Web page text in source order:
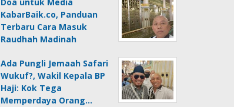
Doa untuk Media
KabarBaik.co, Panduan
Terbaru Cara Masuk
Raudhah Madinah
Ada Pungli Jemaah Safari
Wukuf?, Wakil Kepala BP
Haji: Kok Tega
Memperdaya Orang…